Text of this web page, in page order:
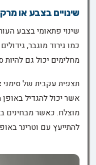
שינויים בצבע או
שינוי פתאומי בצבע
כמו גירוד מוגבר,
מחלימים יכול גם
תצפית עקבית של סימני
אשר יכול להגדיל
מוצלח. כאשר מבחינים
להתייעץ עם וטרינר